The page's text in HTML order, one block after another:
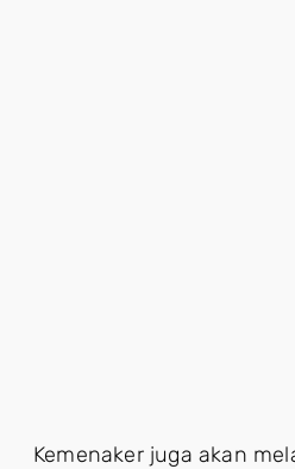
Kemenaker juga akan